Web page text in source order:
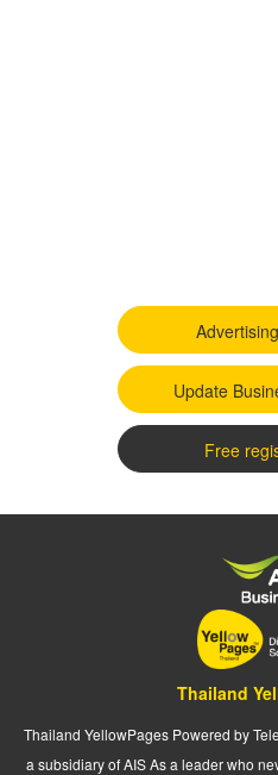
Update
Free
Thailand
Thailand YellowPages Powered by
a subsidiary of AIS As a leader who